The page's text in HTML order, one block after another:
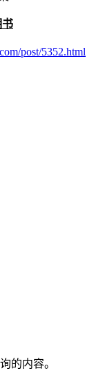
书
post/5352.html
的内容。